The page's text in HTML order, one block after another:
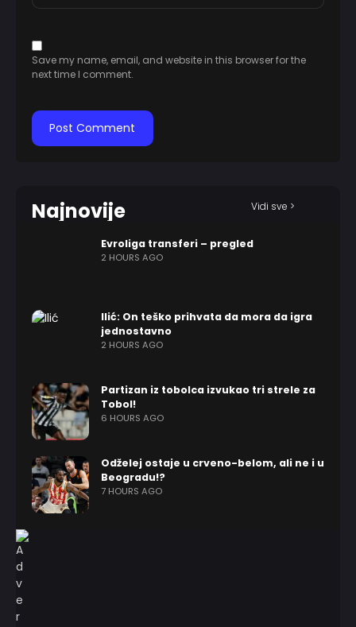
Save my name, email, and website in this browser for the
next time I comment.
Najnovije Vidi sve >
Evroliga transferi – pregled
2 HOURS AGO
Ilić: On teško prihvata da mora da igra
jednostavno
2 HOURS AGO
Partizan iz tobolca izvukao tri strele za
Tobol!
6 HOURS AGO
Odželej ostaje u crveno-belom, ali ne i u
Beogradu!?
7 HOURS AGO